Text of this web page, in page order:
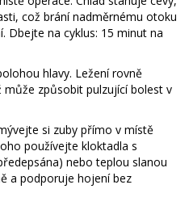
což brání nadměrnému otoku
Dbejte na cyklus: 15 minut na
hlavy. Ležení rovně
může způsobit pulzující bolest v
si zuby přímo v místě
používejte kloktadla s
nebo teplou slanou
a podporuje hojení bez